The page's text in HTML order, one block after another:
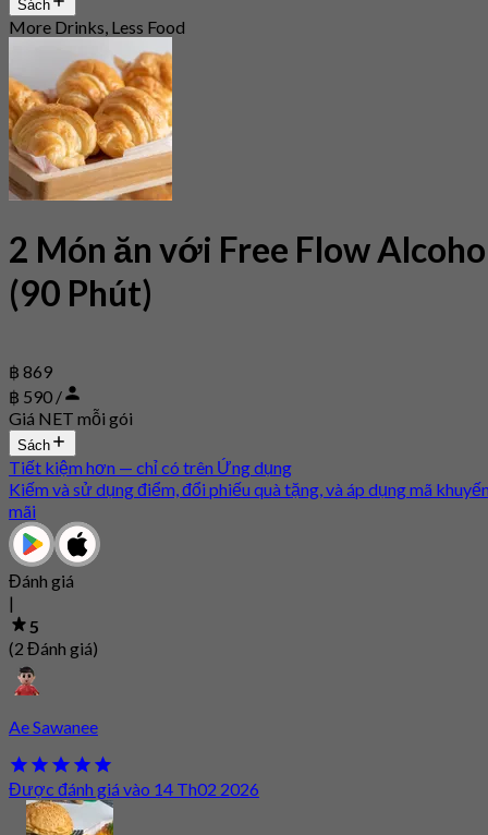
Sách
More Drinks, Less Food
2 Món ăn với Free Flow
(90 Phút)
฿ 869
฿ 590 /
Giá NET mỗi gói
Sách
Tiết kiệm hơn — chỉ có trên Ứng dụng
Kiếm và sử dụng điểm, đổi phiếu quà tặng, và áp dụng mã
mãi
Đánh giá
|
5
(2 Đánh giá)
Ae Sawanee
Được đánh giá vào 14 Th02 2026